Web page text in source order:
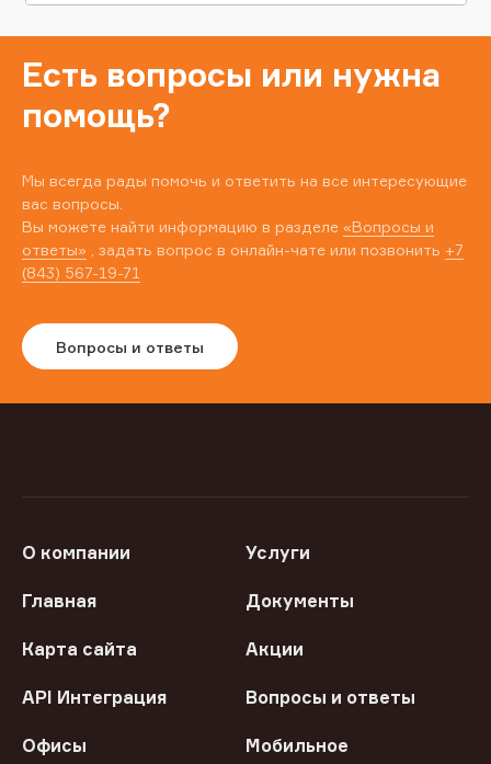
Есть вопросы или нужна
помощь?
Мы всегда рады помочь и ответить на все интересующие
вас вопросы.
Вы можете найти информацию в разделе «Вопросы и
ответы» , задать вопрос в онлайн-чате или позвонить +7
(843) 567-19-71
Вопросы и ответы
О компании Услуги
Главная Документы
Карта сайта Акции
API Интеграция Вопросы и ответы
Офисы
Мобильное